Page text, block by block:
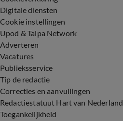
Digitale diensten
Cookie instellingen
Upod & Talpa Network
Adverteren
Vacatures
Publieksservice
Tip de redactie
Correcties en aanvullingen
Redactiestatuut Hart van Nederland
Toegankelijkheid